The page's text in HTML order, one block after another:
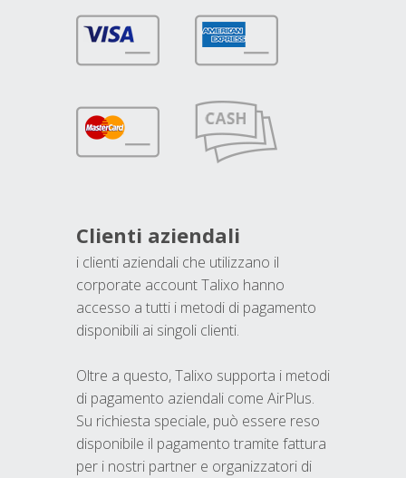
Clienti aziendali
i clienti aziendali che utilizzano il
corporate account Talixo hanno
accesso a tutti i metodi di pagamento
disponibili ai singoli clienti.
Oltre a questo, Talixo supporta i metodi
di pagamento aziendali come AirPlus.
Su richiesta speciale, può essere reso
disponibile il pagamento tramite fattura
per i nostri partner e organizzatori di